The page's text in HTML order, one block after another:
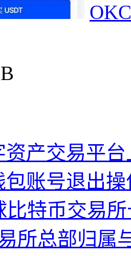
资产交易平
包账号退出
比特币交易
所总部归属